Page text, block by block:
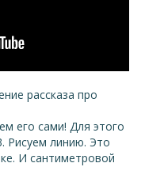
рассказа про
его сами! Для этого
Рисуем линию. Это
И сантиметровой